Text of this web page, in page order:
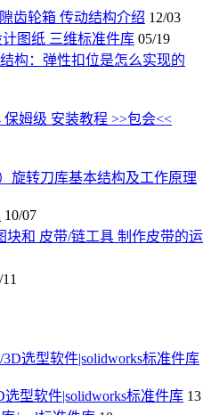
齿轮箱 传动结构介绍 12/03
图纸 三维标准件库 05/19
构：弹性扣位是怎么实现的
保姆级 安装教程 >>包会<<
旋转刀库基本结构及工作原理
10/07
块和 皮带/链工具 制作皮带的运
选型软件|solidworks标准件库
型软件|solidworks标准件库 13